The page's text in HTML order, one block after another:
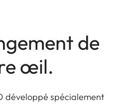
de
œil.
développé spécialement